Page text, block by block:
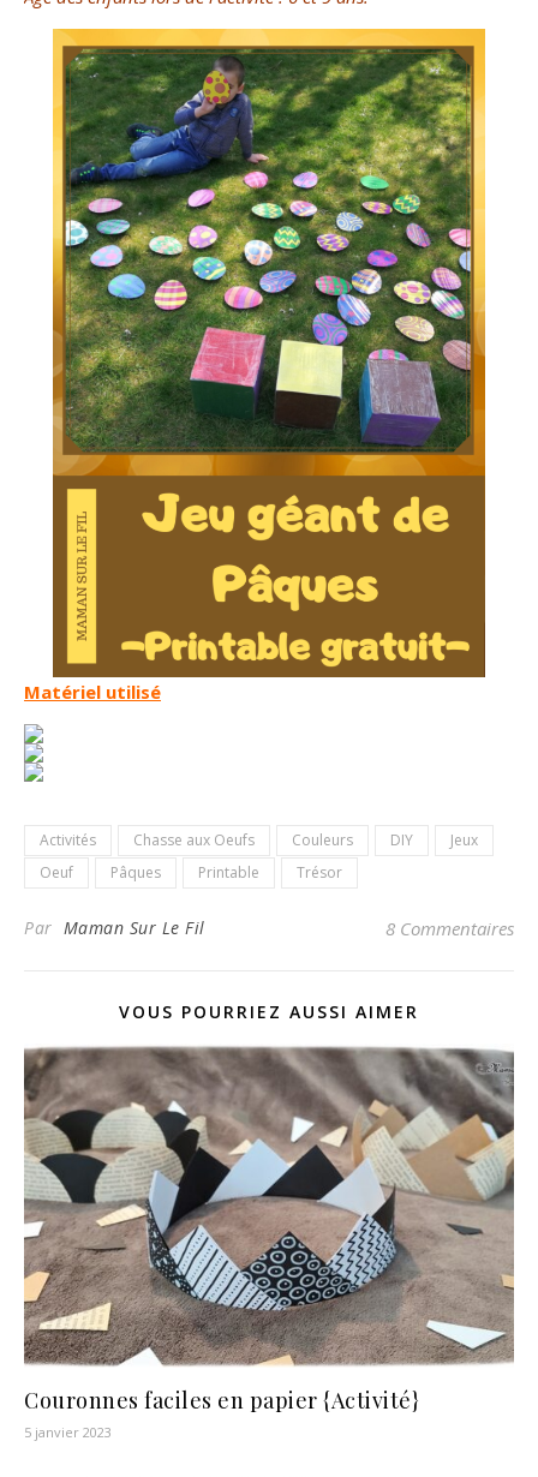
Matériel utilisé
Activités Chasse aux Oeufs Couleurs DIY
Jeux
Oeuf
Pâques Printable Trésor
Par Maman Sur Le Fil 8 Commentaires
VOUS POURRIEZ AUSSI AIMER
Couronnes faciles en papier {Activité}
5 janvier 2023